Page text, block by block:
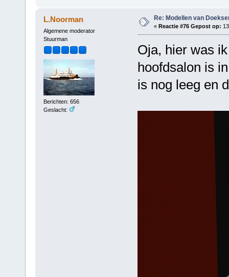
L.Noorman
Algemene moderator
Stuurman
Berichten: 656
Geslacht:
Re: Modellen van
« Reactie #76 Gepost op:
Oja, hier was
hoofdsalon is
is nog leeg en